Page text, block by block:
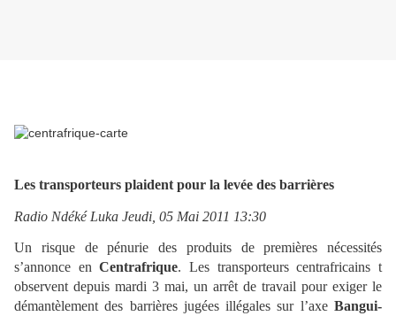
Les transporteurs plaident pour la levée des barrières
Radio Ndéké Luka Jeudi, 05 Mai 2011 13:30
Un risque de pénurie des produits de premières nécessités
s’annonce enCentrafrique. Les transporteurs centrafricains t
observent depuis mardi 3 mai, un arrêt de travail pour exiger le
démantèlement des barrières jugées illégales sur l’axe Bangui-